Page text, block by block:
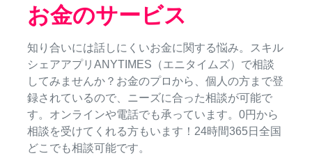
お金のサービス
知り合いには話しにくいお金に関する悩み。スキル
シェアアプリANYTIMES（エニタイムズ）で相談
してみませんか？お金のプロから、個人の方まで登
録されているので、ニーズに合った相談が可能で
す。オンラインや電話でも承っています。0円から
相談を受けてくれる方もいます！24時間365日全国
どこでも相談可能です。